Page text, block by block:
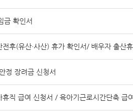
금 확인서
후(유산·사산) 휴가 확인서/ 배우자 출산
정 장려금 신청서
직 급여 신청서 / 육아기근로시간단축 급